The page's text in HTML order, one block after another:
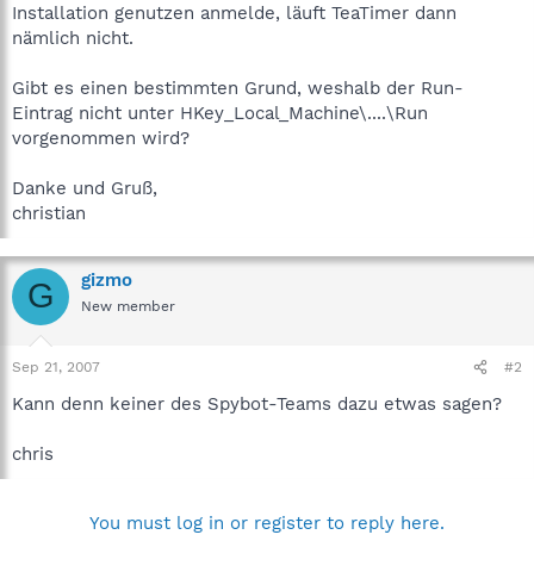
Installation genutzen anmelde, läuft TeaTimer dann
nämlich nicht.
Gibt es einen bestimmten Grund, weshalb der Run-
Eintrag nicht unter HKey_Local_Machine\....\Run
vorgenommen wird?
Danke und Gruß,
christian
G gizmo
New member
Sep 21, 2007 #2
Kann denn keiner des Spybot-Teams dazu etwas sagen?
chris
You must log in or register to reply here.